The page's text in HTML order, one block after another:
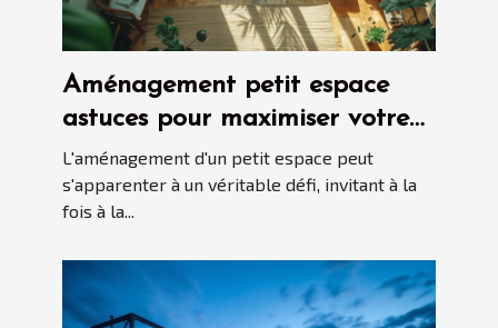
Aménagement petit espace
astuces pour maximiser votre
intérieur
L'aménagement d'un petit espace peut
s'apparenter à un véritable défi, invitant à la
fois à la...